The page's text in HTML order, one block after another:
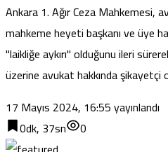
Ankara 1. Ağır Ceza Mahkemesi,
mahkeme heyeti başkanı ve üye
"laikliğe aykırı" olduğunu ileri
üzerine avukat hakkında şikayetçi
17 Mayıs 2024, 16:55yayınlandı
0dk, 37sn
0